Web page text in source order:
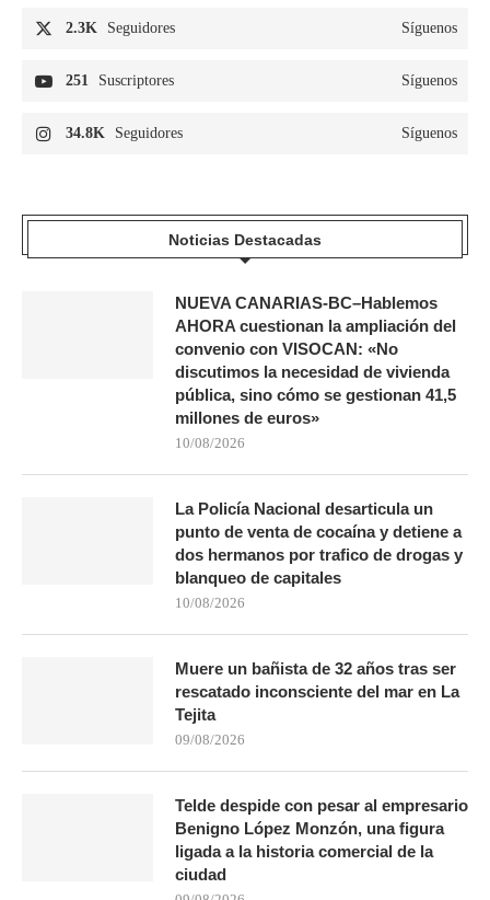
2.3K Seguidores Síguenos
251 Suscriptores Síguenos
34.8K Seguidores Síguenos
Noticias Destacadas
NUEVA CANARIAS-BC–Hablemos
AHORA cuestionan la ampliación del
convenio con VISOCAN: «No
discutimos la necesidad de vivienda
pública, sino cómo se gestionan 41,5
millones de euros»
10/08/2026
La Policía Nacional desarticula un
punto de venta de cocaína y detiene a
dos hermanos por trafico de drogas y
blanqueo de capitales
10/08/2026
Muere un bañista de 32 años tras ser
rescatado inconsciente del mar en La
Tejita
09/08/2026
Telde despide con pesar al empresario
Benigno López Monzón, una figura
ligada a la historia comercial de la
ciudad